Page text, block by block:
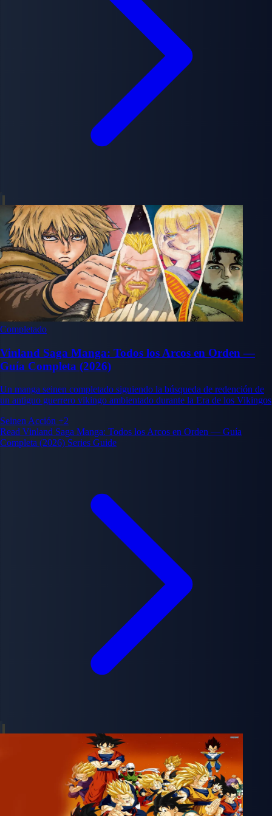
Completado
Vinland Saga Manga: Todos los Arcos en Orden —
Guía Completa (2026)
Un manga seinen completado siguiendo la búsqueda de redención de
un antiguo guerrero vikingo ambientado durante la Era de los Vikingos
Seinen Acción +2
Read Vinland Saga Manga: Todos los Arcos en Orden — Guía
Completa (2026) Series Guide